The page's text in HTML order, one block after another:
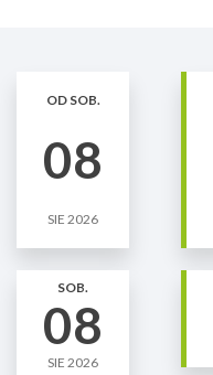
OD SOB.
08
SIE 2026
SOB.
08
SIE 2026